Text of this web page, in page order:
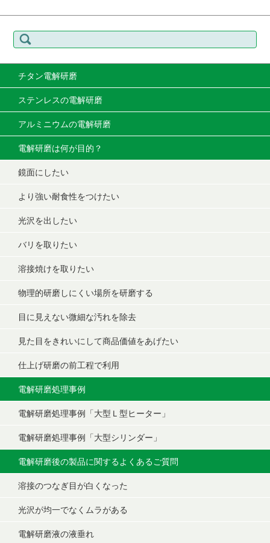
検
索:
チタン電解研磨
ステンレスの電解研磨
アルミニウムの電解研磨
電解研磨は何が目的？
鏡面にしたい
より強い耐食性をつけたい
光沢を出したい
バリを取りたい
溶接焼けを取りたい
物理的研磨しにくい場所を研磨する
目に見えない微細な汚れを除去
見た目をきれいにして商品価値をあげたい
仕上げ研磨の前工程で利用
電解研磨処理事例
電解研磨処理事例「大型Ｌ型ヒーター」
電解研磨処理事例「大型シリンダー」
電解研磨後の製品に関するよくあるご質問
溶接のつなぎ目が白くなった
光沢が均一でなくムラがある
電解研磨液の液垂れ